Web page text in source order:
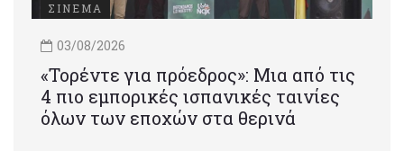
ΣΙΝΕΜΑ
03/08/2026
«Τορέντε για πρόεδρος»: Mια από τις
4 πιο εμπορικές ισπανικές ταινίες
όλων των εποχών στα θερινά